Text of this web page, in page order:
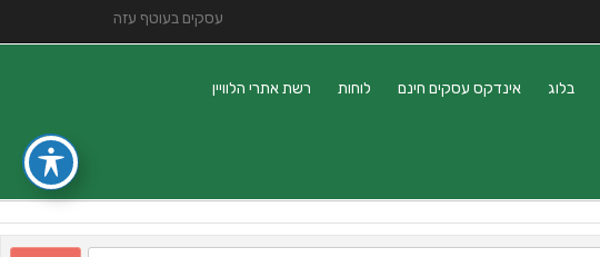
עסקים בעוטף עזה
בלוג אינדקס עסקים חינם לוחות רשת אתרי הלוויין